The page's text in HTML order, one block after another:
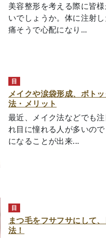
美容整形を考える際に皆
いでしょうか。体に注射
痛そうで心配になり...
目
メイクや涙袋形成、ボト
法・メリット
最近、メイク法などでも
れ目に憧れる人が多いの
になることが出来...
目
まつ毛をフサフサにして
法！